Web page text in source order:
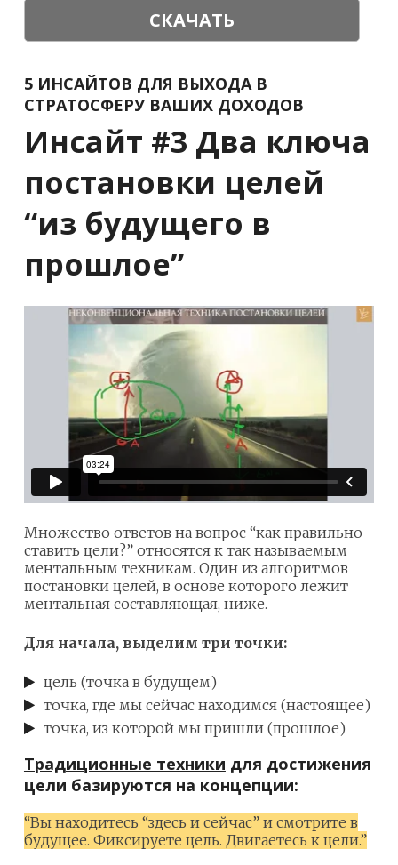
СКАЧАТЬ
5 ИНСАЙТОВ ДЛЯ ВЫХОДА В
СТРАТОСФЕРУ ВАШИХ ДОХОДОВ
Инсайт #3 Два ключа
постановки целей
“из будущего в
прошлое”
Множество ответов на вопрос “как правильно
ставить цели?” относятся к так называемым
ментальным техникам. Один из алгоритмов
постановки целей, в основе которого лежит
ментальная составляющая, ниже.
Для начала, выделим три точки:
цель (точка в будущем)
точка, где мы сейчас находимся (настоящее)
точка, из которой мы пришли (прошлое)
Традиционные техники для достижения
цели базируются на концепции:
“Вы находитесь “здесь и сейчас” и смотрите в
будущее. Фиксируете цель. Двигаетесь к цели.”